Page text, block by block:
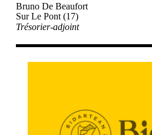
Bruno De Beaufort
Sur Le Pont (17)
Trésorier-adjoint